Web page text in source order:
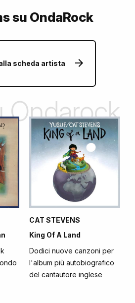
su OndaRock
scheda artista
Ondarock
CAT STEVENS
King Of A Land
Dodici nuove canzoni per
l'album più autobiografico
del cantautore inglese